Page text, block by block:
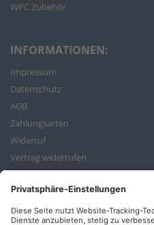
WPC Zubehör
INFORMATIONEN:
Impressum
Datenschutz
AGB
Zahlungsarten
Widerruf
Vertrag widerrufen
Bestellvorgang
ZAHLUNGSARTEN: